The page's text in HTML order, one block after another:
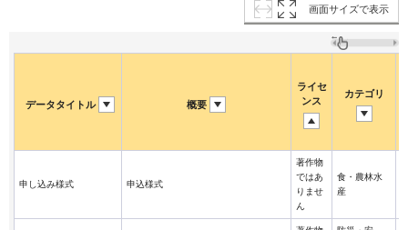
画面サイズで表示
データタイトル 概要
ライセ
ンス
カテゴリ
申し込み様式 申込様式
著作物
ではあ
りませ
ん
食・農林水
産